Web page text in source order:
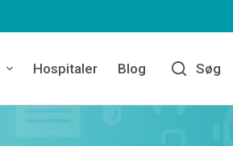
Hospitaler Blog Søg